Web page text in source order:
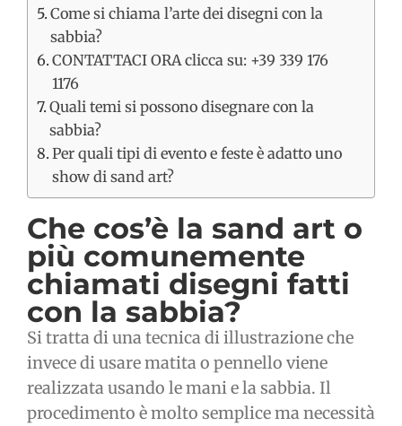
​Come si chiama l’arte dei disegni con la
sabbia?
CONTATTACI ORA clicca su: +39 339 176
1176
Quali temi si possono disegnare con la
sabbia?
Per quali tipi di evento e feste è adatto uno
show di sand art?
Che cos’è la sand art o
più comunemente
chiamati disegni fatti
con la sabbia?
Si tratta di una tecnica di illustrazione che
invece di usare matita o pennello viene
realizzata usando le mani e la sabbia. Il
procedimento è molto semplice ma necessità